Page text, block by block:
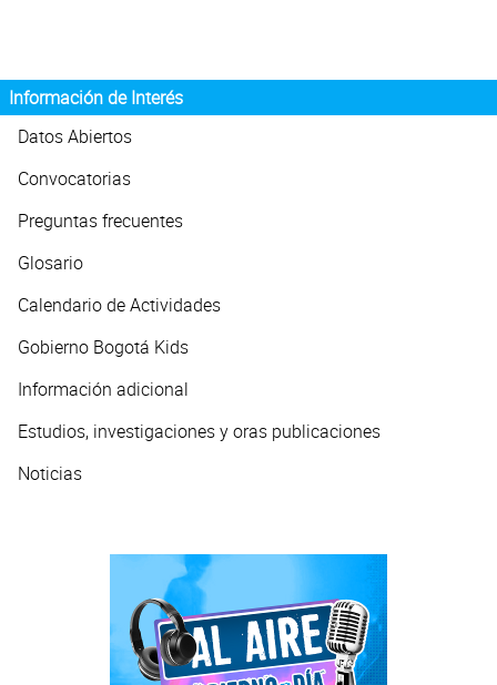
Información de Interés
Datos Abiertos
Convocatorias
Preguntas frecuentes
Glosario
Calendario de Actividades
Gobierno Bogotá Kids
Información adicional
Estudios, investigaciones y oras publicaciones
Noticias